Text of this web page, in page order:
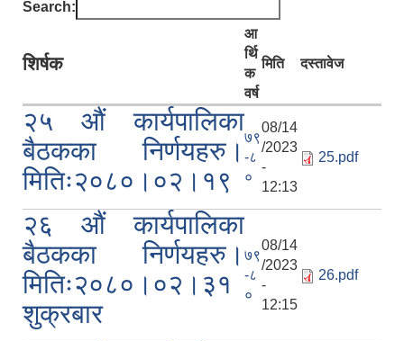
Search:
शिर्षक
आ
र्थि
क
वर्ष
मिति दस्तावेज
२५ औं कार्यपालिका
बैठकका निर्णयहरु।
मितिः२०८०।०२।१९
७९
-८
०
08/14
/2023
-
12:13
25.pdf
२६ औं कार्यपालिका
बैठकका निर्णयहरु।
मितिः२०८०।०२।३१
शुक्रबार
७९
-८
०
08/14
/2023
-
12:15
26.pdf